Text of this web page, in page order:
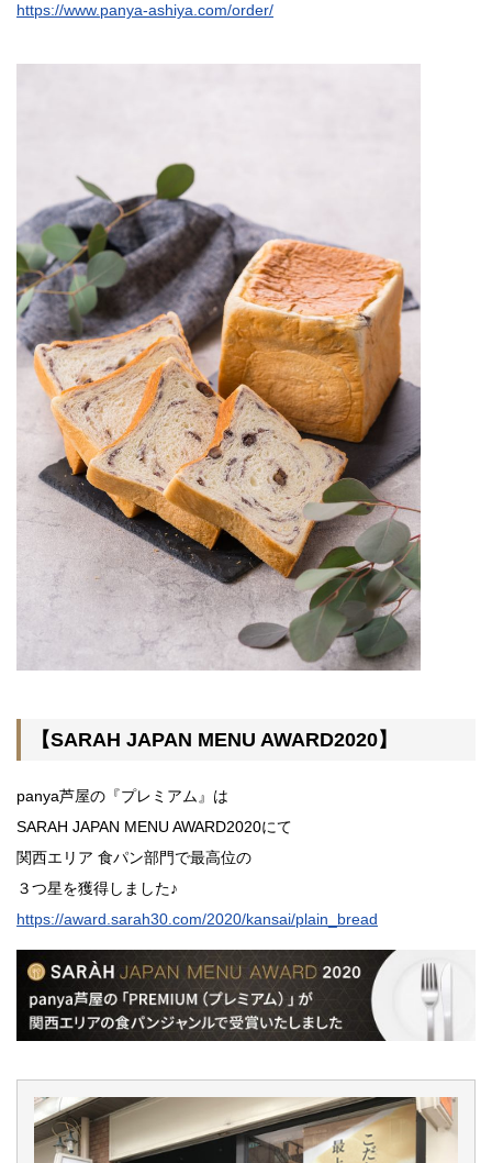
https://www.panya-ashiya.com/order/
【SARAH JAPAN MENU AWARD2020】
panya芦屋の『プレミアム』は
SARAH JAPAN MENU AWARD2020にて
関西エリア 食パン部門で最高位の
３つ星を獲得しました♪
https://award.sarah30.com/2020/kansai/plain_bread